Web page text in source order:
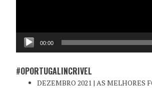
00:00
#OPORTUGALINCRIVEL
DEZEMBRO 2021 | AS MELHORES